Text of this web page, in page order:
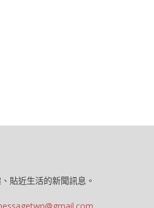
貼近生活的新聞訊息。